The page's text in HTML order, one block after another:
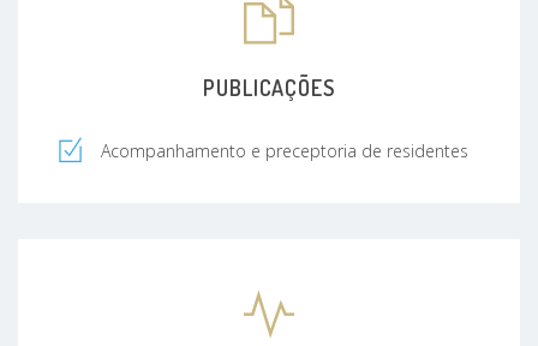
PUBLICAÇÕES
Acompanhamento e preceptoria de residentes